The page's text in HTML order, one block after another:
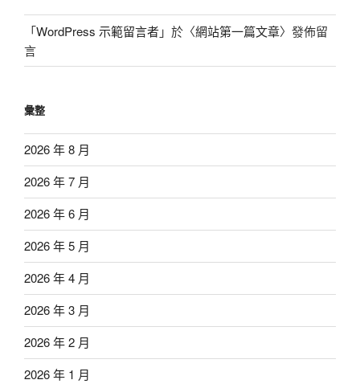
「WordPress 示範留言者」於〈網站第一篇文章〉發佈留
言
彙整
2026 年 8 月
2026 年 7 月
2026 年 6 月
2026 年 5 月
2026 年 4 月
2026 年 3 月
2026 年 2 月
2026 年 1 月